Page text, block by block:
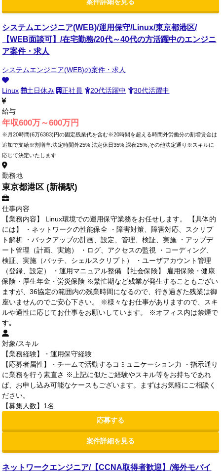
システムエンジニア(WEB)/運用保守/Linux/東京都港区/
【WEB面談可】/在宅勤務/20代～40代の方活躍中のエンジニ
ア案件・求人
システムエンジニア(WEB)の案件・求人
Linux 土日休み 正社員 20代活躍中 30代活躍中
給与
年収600万～600万円
※月20時間(6万6383)円の固定残業代を含む※20時間を超える時間外労働分の割増賃金は
追加で支給※割増率:法定時間外25%,法定休日35%,深夜25%,その他法定通り※スキルに
応じて決定いたします
勤務地
東京都港区 (新橋駅)
仕事内容
【業務内容】 Linux環境での運用保守業務をお任せします。 【具体的
には】 ・ネットワークの性能保全 ・障害対策、障害対応、スクリプ
ト解析 ・バックアップの計画、設定、管理、検証、実施 ・アップデ
ート管理（計画、実施） ・ログ、アクセスの監視 ・コーディング、
検証、実施（バッチ、シェルスクリプト） ・ユーザアカウント管理
（登録、設定） ・運用マニュアル整備 【社会保険】 雇用保険・健康
保険・厚生年金・労災保険 ※繁忙期など残業が発生することもござい
ますが、36協定の範囲内の残業時間になるので、行き過ぎた残業は御
座いませんのでご安心下さい。 ※様々なお仕事がありますので、スキ
ルや適性に応じてお仕事をお願いしています。 ※オフィス内は禁煙で
す｡
対象/スキル
【業務経験】・運用保守経験
【応募者属性】・チームで活動するコミュニケーション力 ・指示通り
に業務を行う素直さ ※上記に似たご経験やスキル等をお持ちであれ
ば、お申し込み可能なケースもございます。まずはお気軽にご相談く
ださい。
【募集人数】1名
応募する
案件詳細を見る
ネットワークエンジニア/【CCNA取得者歓迎】/海外モバイ